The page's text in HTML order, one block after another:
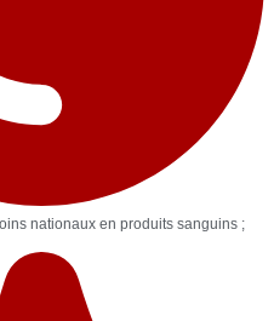
nationaux en produits sanguins ;